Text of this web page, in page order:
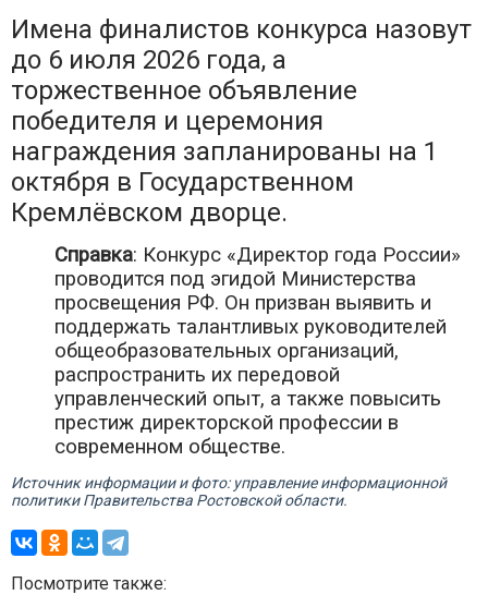
Имена финалистов конкурса назовут
до 6 июля 2026 года, а
торжественное объявление
победителя и церемония
награждения запланированы на 1
октября в Государственном
Кремлёвском дворце.
Справка: Конкурс «Директор года России»
проводится под эгидой Министерства
просвещения РФ. Он призван выявить и
поддержать талантливых руководителей
общеобразовательных организаций,
распространить их передовой
управленческий опыт, а также повысить
престиж директорской профессии в
современном обществе.
Источник информации и фото: управление информационной
политики Правительства Ростовской области.
Посмотрите также: